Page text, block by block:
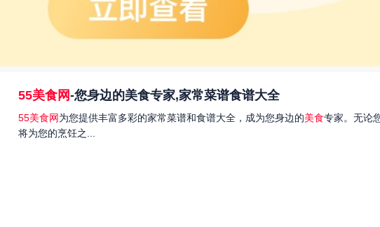
55美食网-您身边的美食专家,家常菜谱食谱大全
55美食网为您提供丰富多彩的家常菜谱和食谱大全，成为您身边的美食专家。无论
将为您的烹饪之...